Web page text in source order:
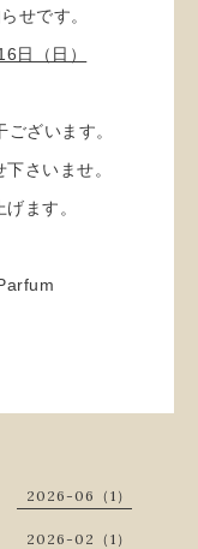
せです。
日（日）
ざいます。
さいませ。
ます。
2026-06（1）
2026-02（1）